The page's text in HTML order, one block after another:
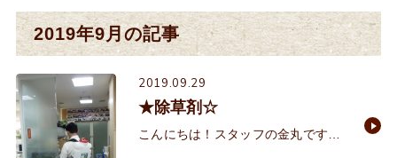
2019年9月の記事
2019.09.29
★除草剤☆
こんにちは！スタッフの金丸です♪